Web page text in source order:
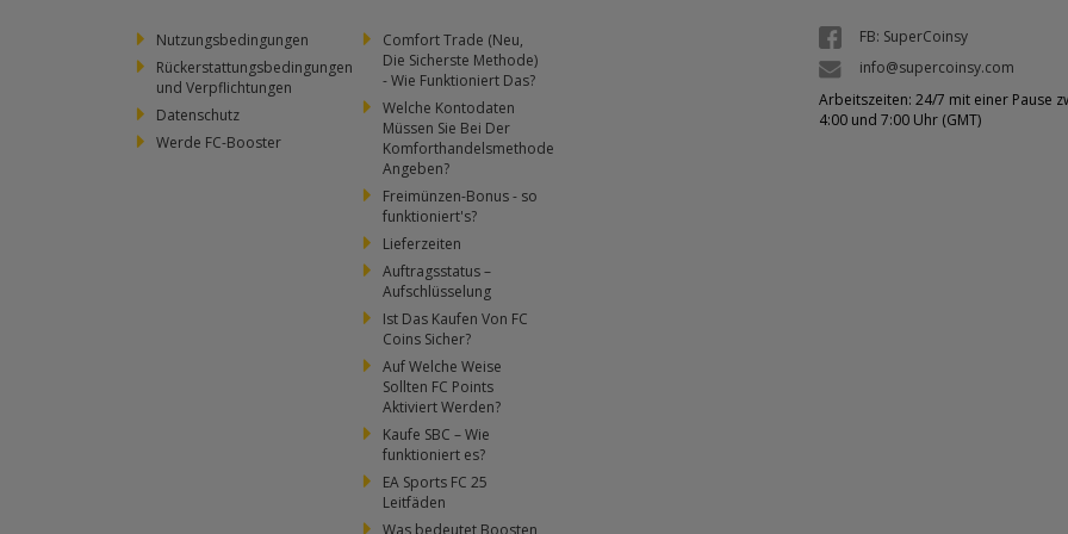
Nutzungsbedingungen
Rückerstattungsbedingungen
und Verpflichtungen
Datenschutz
Werde FC-Booster
Comfort Trade (Neu,
Die Sicherste Methode)
- Wie Funktioniert Das?
Welche Kontodaten
Müssen Sie Bei Der
Komforthandelsmethode
Angeben?
Freimünzen-Bonus - so
funktioniert's?
Lieferzeiten
Auftragsstatus –
Aufschlüsselung
Ist Das Kaufen Von FC
Coins Sicher?
Auf Welche Weise
Sollten FC Points
Aktiviert Werden?
Kaufe SBC – Wie
funktioniert es?
EA Sports FC 25
Leitfäden
Was bedeutet Boosten
FB: SuperCoinsy
info@supercoinsy.com
Arbeitszeiten: 24/7 mit einer Pause
4:00 und 7:00 Uhr (GMT)